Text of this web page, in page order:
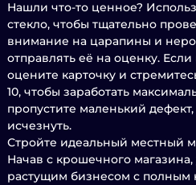
Нашли что-то ценное?
стекло, чтобы тщательно
внимание на царапины и
отправлять её на оценку.
оцените карточку и
10, чтобы заработать
пропустите маленький
исчезнуть.
Стройте идеальный местный
Начав с крошечного
растущим бизнесом с полным